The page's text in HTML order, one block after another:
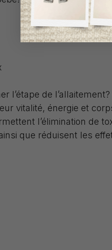
l’étape de
vitalité, énergie et
l’élimination de
que réduisent les